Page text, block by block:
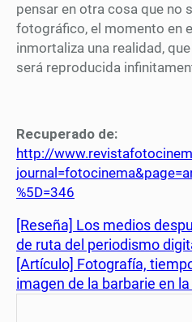
pensar en otra cosa que no
fotográfico, el momento en
inmortaliza una realidad,
será reproducida
Recuperado de:
http://
%5D=346
[Reseña] Los medios
de ruta del periodismo
[Artículo] Fotografía,
imagen de la barbarie en